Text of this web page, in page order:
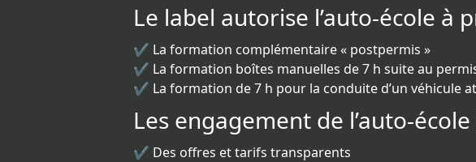
Le label autorise l’auto-école à
✔️ La formation complémentaire « postpermis »
✔️ La formation boîtes manuelles de 7 h suite au
✔️ La formation de 7 h pour la conduite d’un véhicule
Les engagement de l’auto-
✔️ Des offres et tarifs transparents